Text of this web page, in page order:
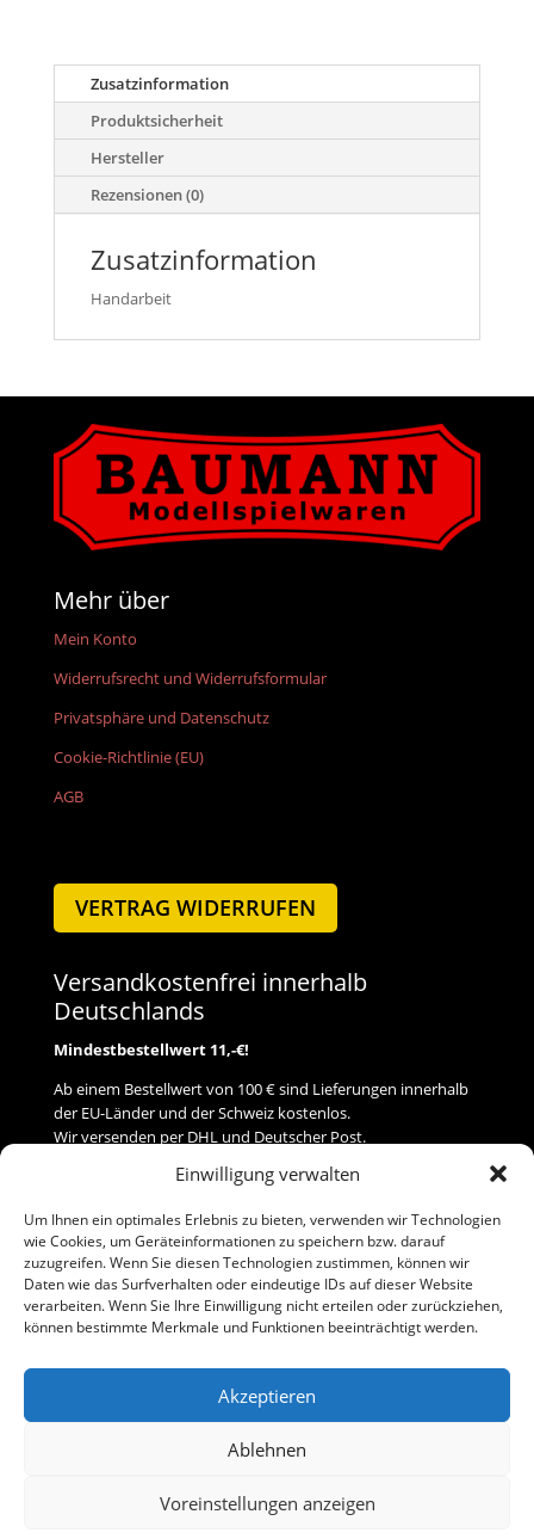
Einwilligung verwalten
Um Ihnen ein optimales Erlebnis zu bieten, verwenden wir Technologien
wie Cookies, um Geräteinformationen zu speichern bzw. darauf
zuzugreifen. Wenn Sie diesen Technologien zustimmen, können wir
Daten wie das Surfverhalten oder eindeutige IDs auf dieser Website
verarbeiten. Wenn Sie Ihre Einwilligung nicht erteilen oder zurückziehen,
können bestimmte Merkmale und Funktionen beeinträchtigt werden.
Akzeptieren
Ablehnen
Voreinstellungen anzeigen
Bagger
MengeZusatzinformation
Produktsicherheit
Hersteller
Rezensionen (0)
Zusatzinformation
Handarbeit
Mehr über
Mein Konto
Widerrufsrecht und Widerrufsformular
Privatsphäre und Datenschutz
Cookie-Richtlinie (EU)
AGB
VERTRAG WIDERRUFEN
Versandkostenfrei innerhalb
Deutschlands
Mindestbestellwert 11,-€!
Ab einem Bestellwert von 100 € sind Lieferungen innerhalb
der EU-Länder und der Schweiz kostenlos.
Wir versenden per DHL und Deutscher Post.
Versand
Zahlung
Baumann Modellspielwaren
Telefon (0 91 61) 33 84